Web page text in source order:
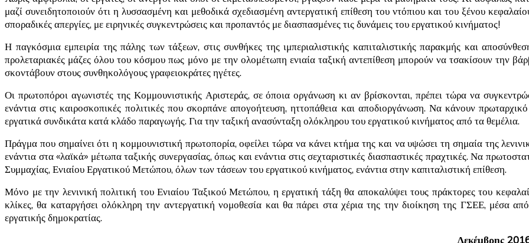
μαζί συνειδητοποιούν ότι η λυσσασμένη και μεθοδικά σχεδιασμένη αντεργατική επίθεση του ντόπιου και του ξένου
σποραδικές απεργίες, με ειρηνικές συγκεντρώσεις και προπαντός με διασπασμένες τις δυνάμεις του εργατικού κινήματος!
Η παγκόσμια εμπειρία της πάλης των τάξεων, στις συνθήκες της ιμπεριαλιστικής καπιταλιστικής παρακμής και
προλεταριακές μάζες όλου του κόσμου πως μόνο με την ολομέτωπη ενιαία ταξική αντεπίθεση μπορούν να τσακίσουν την
σκοντάβουν στους συνθηκολόγους γραφειοκράτες ηγέτες.
Οι πρωτοπόροι αγωνιστές της Κομμουνιστικής Αριστεράς, σε όποια οργάνωση κι αν βρίσκονται, πρέπει τώρα να
ενάντια στις καιροσκοπικές πολιτικές που σκορπάνε απογοήτευση, ηττοπάθεια και αποδιοργάνωση. Να κάνουν
εργατικά συνδικάτα κατά κλάδο παραγωγής. Για την ταξική ανασύνταξη ολόκληρου του εργατικού κινήματος από τα θεμέλια.
Πράγμα που σημαίνει ότι η κομμουνιστική πρωτοπορία, οφείλει τώρα να κάνει κτήμα της και να υψώσει τη σημαία της
ενάντια στα «λαϊκά» μέτωπα ταξικής συνεργασίας, όπως και ενάντια στις σεχταριστικές διασπαστικές πραχτικές. Να
Συμμαχίας, Ενιαίου Εργατικού Μετώπου, όλων των τάσεων του εργατικού κινήματος, ενάντια στην καπιταλιστική επίθεση.
Μόνο με την λενινική πολιτική του Ενιαίου Ταξικού Μετώπου, η εργατική τάξη θα αποκαλύψει τους πράκτορες του
κλίκες, θα καταργήσει ολόκληρη την αντεργατική νομοθεσία και θα πάρει στα χέρια της την διοίκηση της ΓΣΕΕ, μέσα
εργατικής δημοκρατίας.
Δεκέμβρης